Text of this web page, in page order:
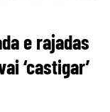
e rajadas
‘castigar’